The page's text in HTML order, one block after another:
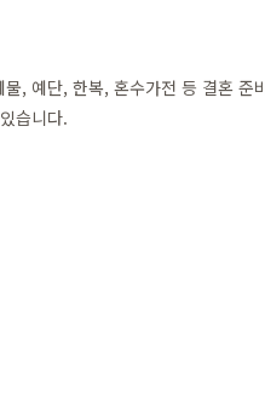
, 예단, 한복, 혼수가전 등 결혼 준
습니다.